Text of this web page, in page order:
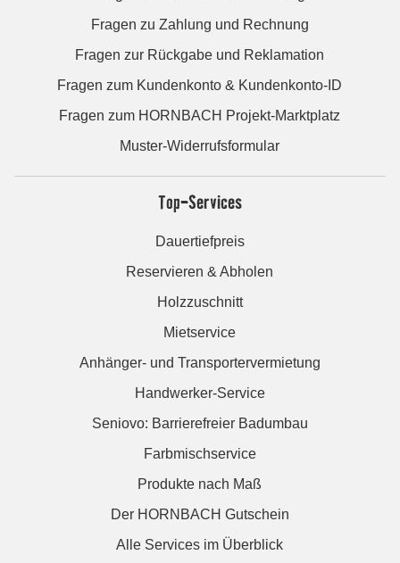
Fragen zu Zahlung und Rechnung
Fragen zur Rückgabe und Reklamation
Fragen zum Kundenkonto & Kundenkonto-ID
Fragen zum HORNBACH Projekt-Marktplatz
Muster-Widerrufsformular
Top-Services
Dauertiefpreis
Reservieren & Abholen
Holzzuschnitt
Mietservice
Anhänger- und Transportervermietung
Handwerker-Service
Seniovo: Barrierefreier Badumbau
Farbmischservice
Produkte nach Maß
Der HORNBACH Gutschein
Alle Services im Überblick